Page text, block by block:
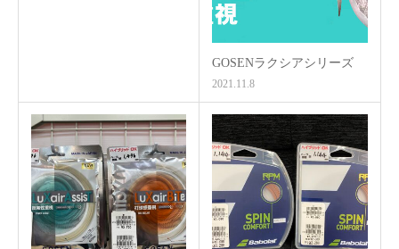
GOSENラクシアシリーズ
2021.11.8